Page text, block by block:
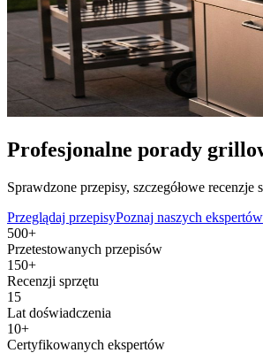
Profesjonalne porady
Sprawdzone przepisy, szczegółowe
Przeglądaj przepisyPoznaj naszych ekspertów
500+
Przetestowanych przepisów
150+
Recenzji sprzętu
15
Lat doświadczenia
10+
Certyfikowanych ekspertów